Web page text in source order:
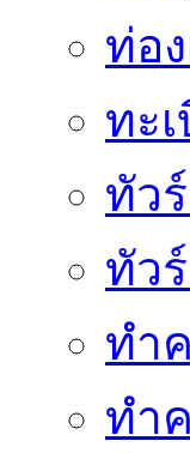
ท่อ
ทะ
ทัว
ทัว
ทำ
ทำ